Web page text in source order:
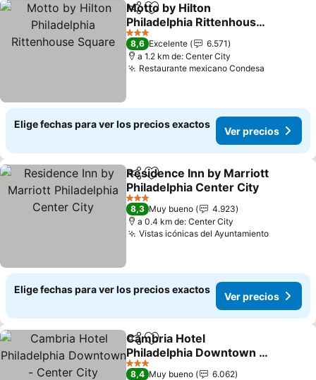
CompartirAgregar a favoritos
Motto by Hilton
Philadelphia Rittenhouse
Square
Ver precios
3 Estrellas
8,6 Excelente
6.571
a 1.2 km de: Center City
Restaurante mexicano Condesa
Elige fechas para ver los precios exactos
Ver precios
CompartirAgregar a favoritos
Residence Inn by Marriott
Philadelphia Center City
Ver precios
3 Estrellas
8,3 Muy bueno
4.923
a 0.4 km de: Center City
Vistas icónicas del AyuntamientoVer
Elige fechas para ver los precios exactos
Ver precios
CompartirAgregar a favoritos
Cambria Hotel
Philadelphia Downtown -
Center City
Ver precios
3 Estrellas
8,4 Muy bueno
6.062